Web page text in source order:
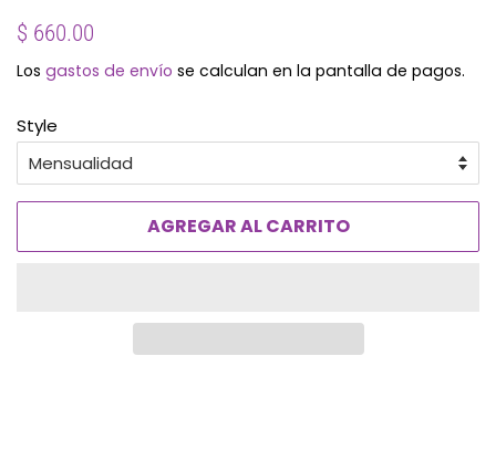
Precio
$ 660.00
oferta
Los gastos de envío se calculan en la pantalla de pagos.
Style
AGREGAR AL CARRITO